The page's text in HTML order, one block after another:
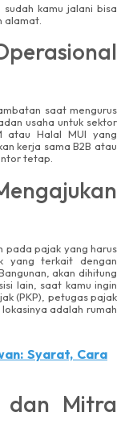
kamu jalani bisa
alamat.
saat mengurus
usaha untuk sektor
atau Halal MUI yang
kerja sama B2B atau
tetap.
pada pajak yang harus
yang terkait dengan
akan dihitung
lain, saat kamu ingin
(PKP), petugas pajak
adalah rumah
Syarat, Cara
Mitra